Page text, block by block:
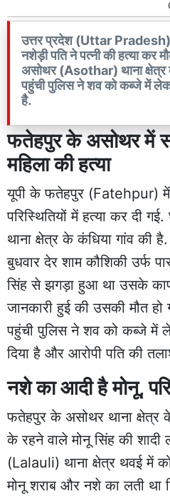
उत्तर प्रदेश (Uttar
नशेड़ी पति ने पत्नी की हत्या कर
असोथर (Asothar) थाना क्षेत्र
पहुंची पुलिस ने शव को कब्जे में
है.
फतेहपुर के असोथर में
महिला की हत्या
यूपी के फतेहपुर (Fatehpur) में
परिस्थितियों में हत्या कर दी
थाना क्षेत्र के कंधिया गांव की
बुधवार देर शाम कौशिकी उर्फ
सिंह से झगड़ा हुआ था उसके
जानकारी हुई की उसकी मौत
पहुंची पुलिस ने शव को कब्जे में
दिया है और आरोपी पति की
नशे का आदी है मोनू,
फतेहपुर के असोथर थाना
के रहने वाले मोनू सिंह की शादी
(Lalauli) थाना क्षेत्र थवई में
मोनू शराब और नशे का लती था